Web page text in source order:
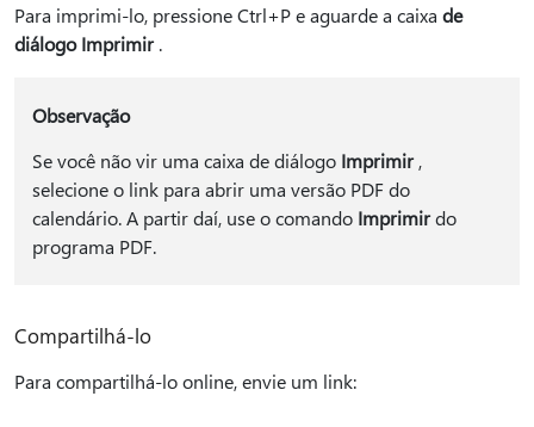
Para imprimi-lo, pressione Ctrl+P e aguarde a caixa de
diálogo Imprimir.
Observação
Se você não vir uma caixa de diálogo Imprimir,
selecione o link para abrir uma versão PDF do
calendário. A partir daí, use o comando Imprimirdo
programa PDF.
Compartilhá-lo
Para compartilhá-lo online, envie um link: